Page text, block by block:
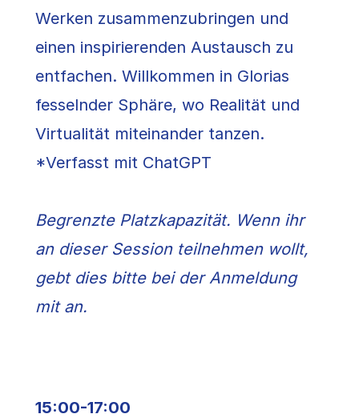
Werken zusammenzubringen und
einen inspirierenden Austausch zu
entfachen. Willkommen in Glorias
fesselnder Sphäre, wo Realität und
Virtualität miteinander tanzen.
*Verfasst mit ChatGPT
Begrenzte Platzkapazität. Wenn ihr
an dieser Session teilnehmen wollt,
gebt dies bitte bei der Anmeldung
mit an.
15:00-17:00